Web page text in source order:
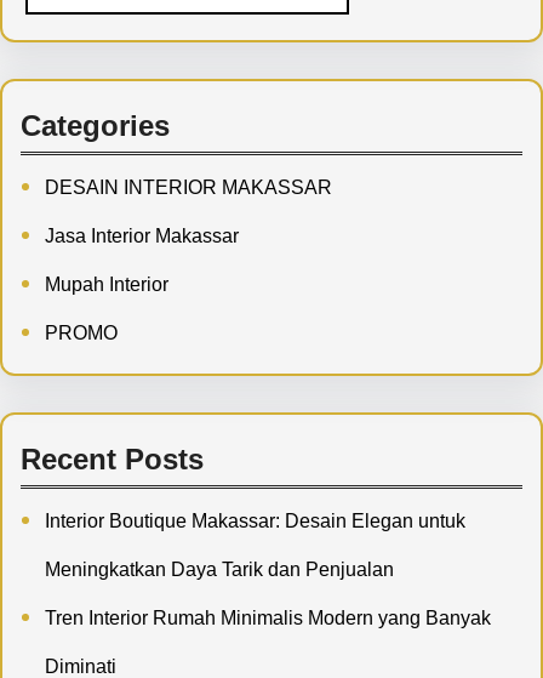
Categories
DESAIN INTERIOR MAKASSAR
Jasa Interior Makassar
Mupah Interior
PROMO
Recent Posts
Interior Boutique Makassar: Desain Elegan untuk
Meningkatkan Daya Tarik dan Penjualan
Tren Interior Rumah Minimalis Modern yang Banyak
Diminati